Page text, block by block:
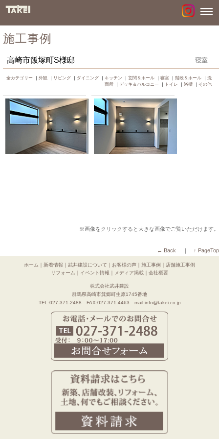
施工事例
高崎市飯塚町S様邸 寝室
全カテゴリー ｜ 外観 ｜ リビング ｜ ダイニング ｜ キッチン ｜ 玄関＆ホール ｜ 寝室 ｜ 階段＆ホール ｜ 洗
面所 ｜ デッキ＆バルコニー ｜ トイレ ｜ 浴槽 ｜ その他
※画像をクリックすると大きな画像でご覧いただけます。
← Back ｜ ↑ PageTop
ホーム 新着情報 武井建設について お客様の声 施工事例
店舗施工事例
リフォーム
イベント情報 メディア掲載 会社概要
株式会社武井建設
群馬県高崎市箕郷町生原1745番地
TEL:027-371-2488 FAX:027-371-4463 mail:info@takei.co.jp